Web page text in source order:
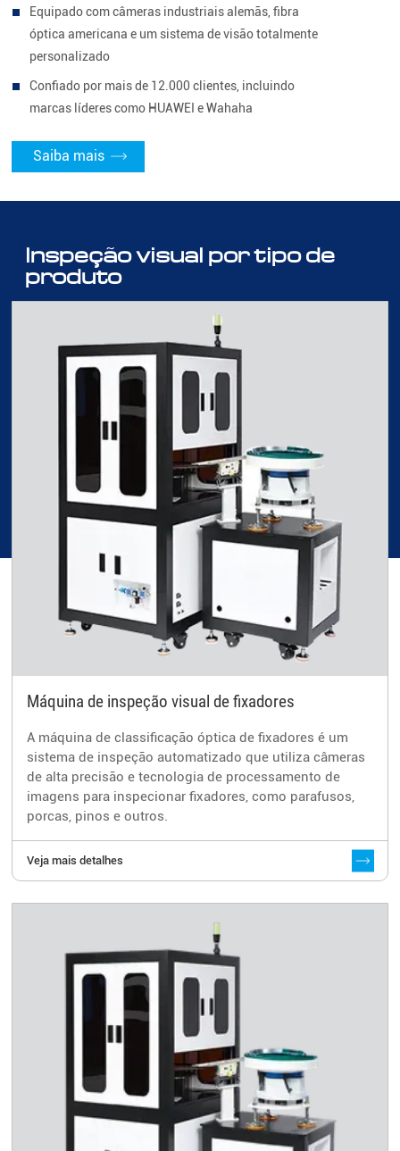
Equipado com câmeras industriais alemãs, fibra
óptica americana e um sistema de visão totalmente
personalizado
Confiado por mais de 12.000 clientes, incluindo
marcas líderes como HUAWEI e Wahaha
Saiba mais
Inspeção visual por tipo de
produto
Máquina de inspeção visual de fixadores
A máquina de classificação óptica de fixadores é um
sistema de inspeção automatizado que utiliza câmeras
de alta precisão e tecnologia de processamento de
imagens para inspecionar fixadores, como parafusos,
porcas, pinos e outros.
Veja mais detalhes